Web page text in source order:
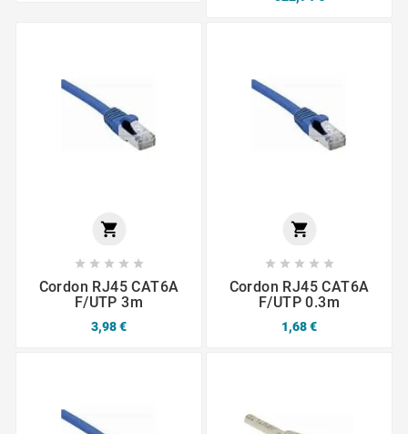

    
Cordon RJ45 CAT6A
F/UTP 3m
3,98 €

    
Cordon RJ45 CAT6A
F/UTP 0.3m
1,68 €